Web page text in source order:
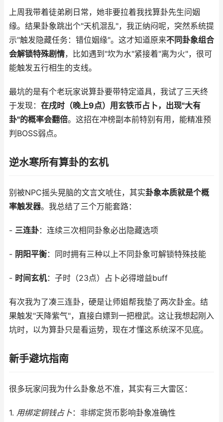
上周我带着徒弟刷日常，她非要拉着我找算卦先生问姻
缘。结果卦象跳出个"天机混乱"，我正纳闷呢，突然系统提
示"触发隐藏任务：错位姻缘"。这才知道原来不同卦象组合
会解锁特殊剧情，比如遇到"坎为水"紧接着"离为火"，很可
能触发五行相生的支线。
最坑的是有个老玩家说算卦要带特定道具，我试了三天终
于发现： 在戌时（晚上9点）用玄铁币占卜，出现"大有
卦"的概率会翻倍。这招在冲榜副本前特别有用，能精准预
判BOSS弱点。
逆水寒所有算卦的玄机
别被NPC摇头晃脑的文言文唬住，其实卦象本质就是个概
率触发器。我总结了三个万能套路：
- 三连卦：连续三次相同卦象必出隐藏选项
- 阴阳平衡：同时拥有三种以上不同卦象可解锁特殊技能
- 时间玄机：子时（23点）占卜必得增益buff
有次我为了凑三连卦，硬是让师姐帮我垫了两次卦金。结
果触发"天降紫气"，直接白嫖到一把橙武。这让我想起刚入
坑时，以为算卦只是看运势，现在才懂这系统深不见底。
新手避坑指南
很多玩家问我为什么卦象总不准，其实有三大雷区：
1. 用绑定铜钱占卜：非绑定货币影响卦象准确性